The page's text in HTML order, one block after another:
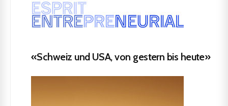
«Schweiz und USA, von gestern bis heute»